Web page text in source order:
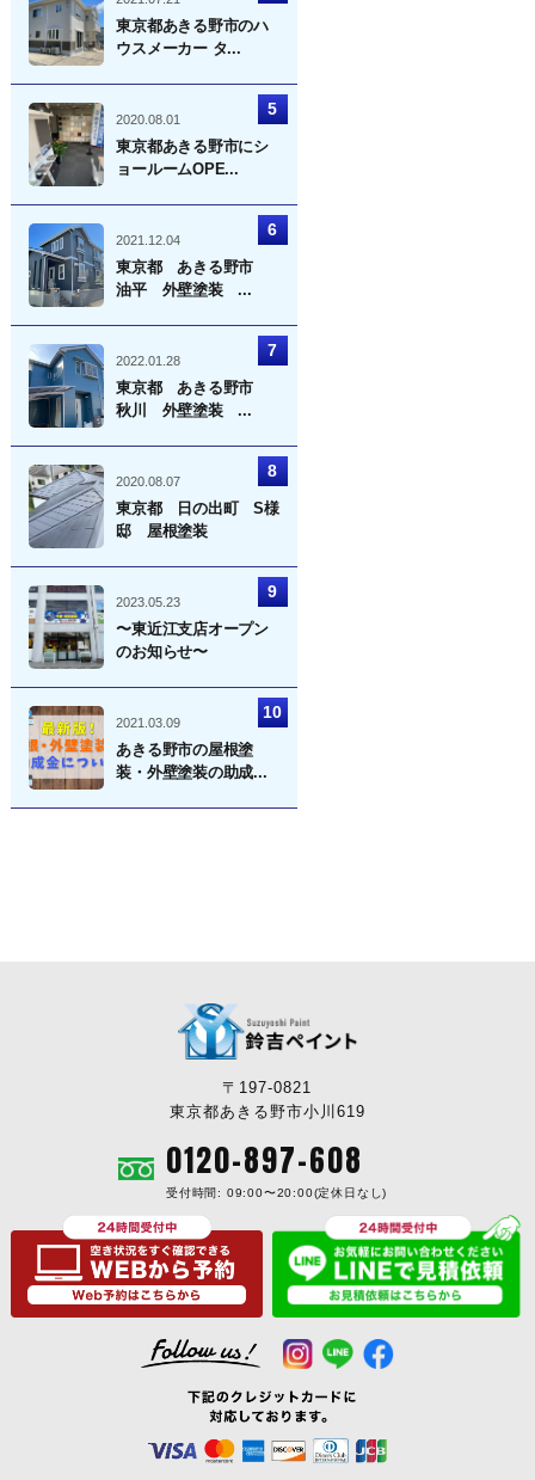
東京都あきる野市のハ
ウスメーカー タ...
2020.08.01
東京都あきる野市にシ
ョールームOPE...
2021.12.04
東京都 あきる野市
油平 外壁塗装 ...
2022.01.28
東京都 あきる野市
秋川 外壁塗装 ...
2020.08.07
東京都 日の出町 S様
邸 屋根塗装
2023.05.23
〜東近江支店オープン
のお知らせ〜
2021.03.09
あきる野市の屋根塗
装・外壁塗装の助成...
〒197-0821
東京都あきる野市小川619
0120-897-608
受付時間: 09:00〜20:00(定休日なし)